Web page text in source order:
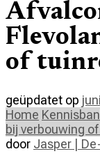
of
geüpdatet op
Home
bij verbouwing
door Jasper |